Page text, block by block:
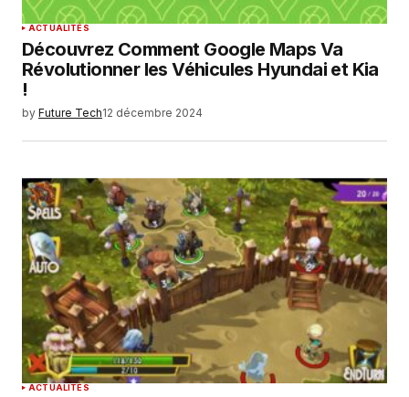
ACTUALITÉS
Découvrez Comment Google Maps Va
Révolutionner les Véhicules Hyundai et Kia
!
by Future Tech12 décembre 2024
ACTUALITÉS